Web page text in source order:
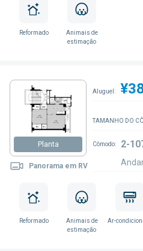
Reformado
Animais de
estimação
Planta
Panorama em RV
Aluguel:
TAMANHO DO
Cômodo: 2-
Reformado
Animais de
estimação
Ar-